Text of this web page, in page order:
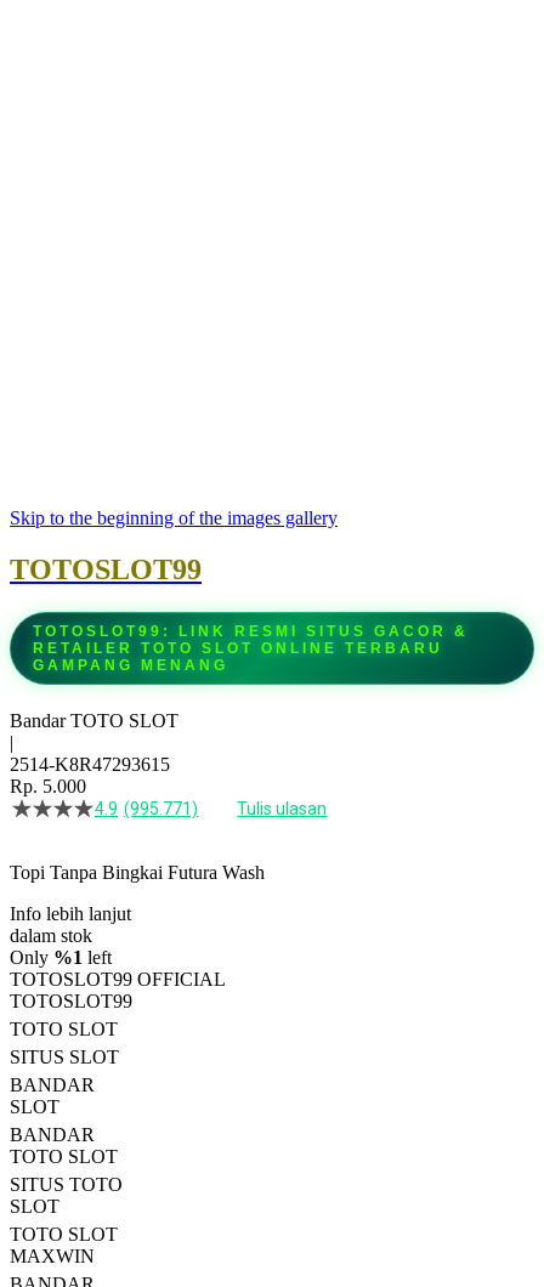
Skip to the beginning of the images gallery
TOTOSLOT99
TOTOSLOT99: LINK RESMI SITUS GACOR &
RETAILER TOTO SLOT ONLINE TERBARU
GAMPANG MENANG
Bandar TOTO SLOT
|
2514-K8R47293615
Rp. 5.000
4.5
bintang,
rating
rata-
rata.
Read
13
Reviews.
Tautan
halaman
yang
sama.
4.9 (995.771) Tulis ulasan
Topi Tanpa Bingkai Futura Wash
Info lebih lanjut
dalam stok
Only %1 left
TOTOSLOT99 OFFICIAL
TOTOSLOT99
TOTO SLOT
SITUS SLOT
BANDAR
SLOT
BANDAR
TOTO SLOT
SITUS TOTO
SLOT
TOTO SLOT
MAXWIN